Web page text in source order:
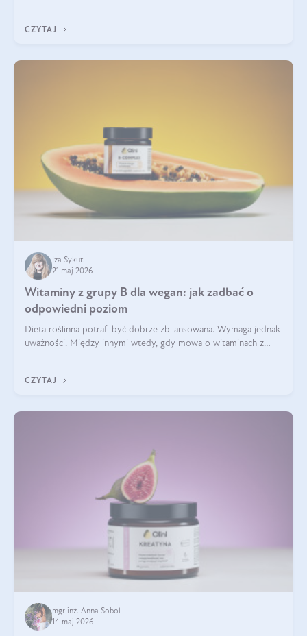
CZYTAJ
Iza Sykut
21 maj 2026
Witaminy z grupy B dla wegan: jak zadbać o
odpowiedni poziom
Dieta roślinna potrafi być dobrze zbilansowana. Wymaga jednak
uważności. Między innymi wtedy, gdy mowa o witaminach z
CZYTAJ
mgr inż. Anna Sobol
14 maj 2026